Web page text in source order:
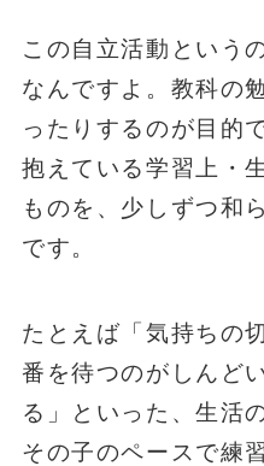
この自立活動という
なんですよ。教科の
ったりするのが目的
抱えている学習上・
ものを、少しずつ和
です。
たとえば「気持ちの
番を待つのがしんど
る」といった、生活
その子のペースで練